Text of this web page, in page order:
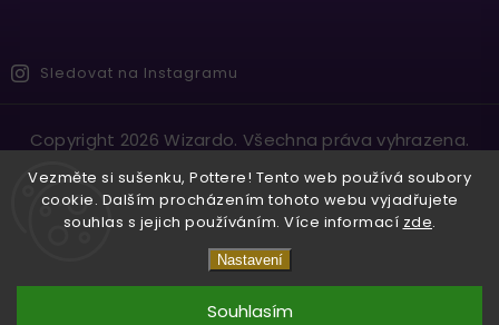
Vezměte si sušenku, Pottere! Tento web používá soubory
cookie. Dalším procházením tohoto webu vyjadřujete
souhlas s jejich používáním. Více informací zde.
Nastavení
Souhlasím
Sledovat na Instagramu
Copyright 2026Wizardo. Všechna práva vyhrazena.
VytvořilShoptet| DesignShoptak.cz.